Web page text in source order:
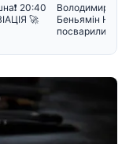
20:40
🚀
Володимир
Беньямін
посварилися